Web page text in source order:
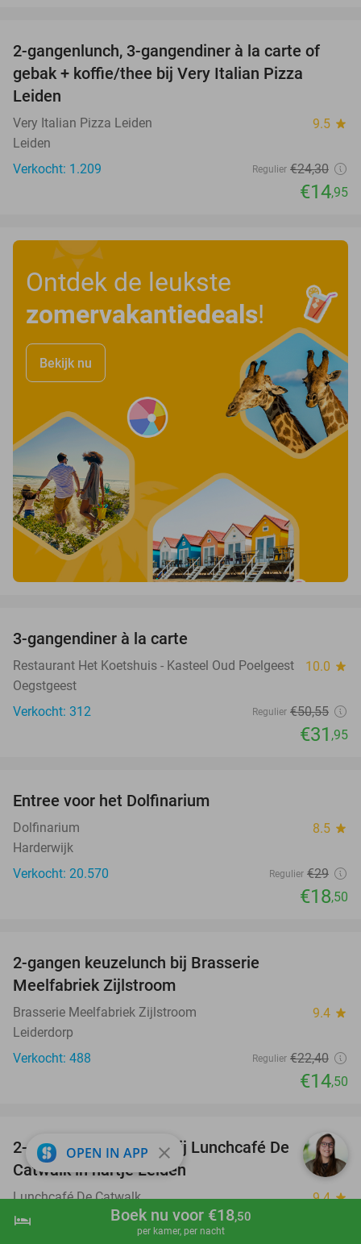
shopping_cart Boek nu
hotel Boek nu voor €18,50
per kamer, per nacht
38%
2-gangenlunch, 3-gangendiner à la carte of
gebak + koffie/thee bij Very Italian Pizza
Leiden
Very Italian Pizza Leiden 9.5 star
Leiden
Verkocht: 1.209
Regulier €24,30
€14,95
Ontdek de leukste
zomervakantiedeals!
Bekijk nu
3-gangendiner à la carte
Restaurant Het Koetshuis - Kasteel Oud Poelgeest 10.0 star
Oegstgeest
Verkocht: 312
Regulier €50,55
€31 ,95
Entree voor het Dolfinarium
Dolfinarium 8.5 star
Harderwijk
Verkocht: 20.570
Regulier €29
€18,50
2-gangen keuzelunch bij Brasserie
Meelfabriek Zijlstroom
Brasserie Meelfabriek Zijlstroom 9.4 star
Leiderdorp
Verkocht: 488
Regulier €22,40
€14,50
36%
2-gangen keuzelunch bij Lunchcafé De
Catwalk in hartje Leiden
Lunchcafé De Catwalk 9.4star
Leiden
OPEN IN APP close